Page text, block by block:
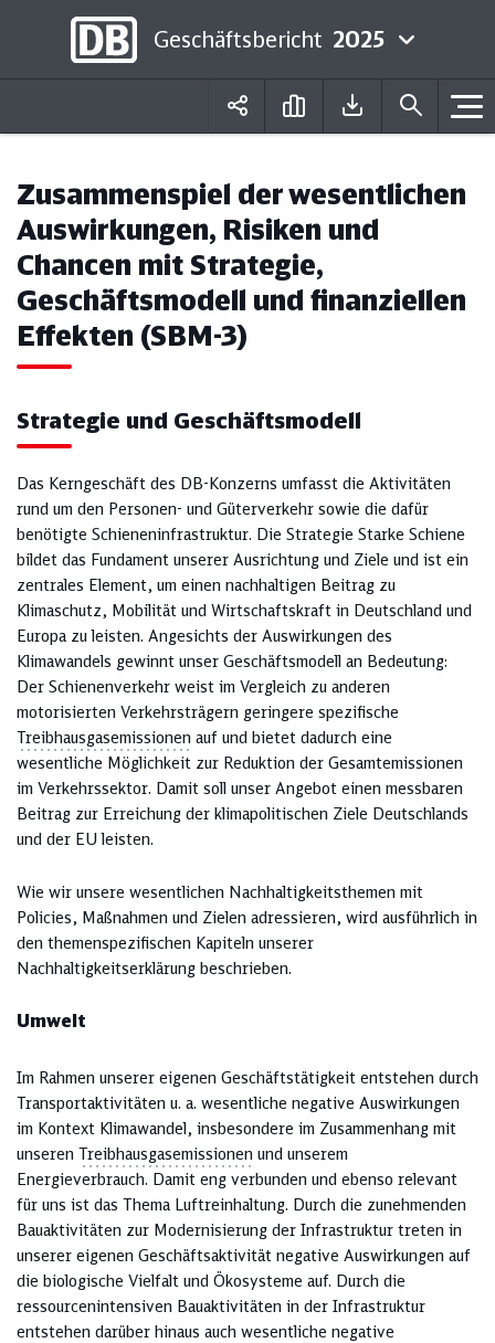
Geschäftsbericht 2025
Zusammenspiel der wesentlichen
Auswirkungen, Risiken und
Chancen mit Strategie,
Geschäftsmodell und finanziellen
Effekten (SBM-3)
Strategie und Geschäftsmodell
Das Kerngeschäft des DB-Konzerns umfasst die Aktivitäten
rund um den Personen- und Güterverkehr sowie die dafür
benötigte Schieneninfrastruktur. Die Strategie Starke Schiene
bildet das Fundament unserer Ausrichtung und Ziele und ist ein
zentrales Element, um einen nachhaltigen Beitrag zu
Klimaschutz, Mobilität und Wirtschaftskraft in Deutschland und
Europa zu leisten. Angesichts der Auswirkungen des
Klimawandels gewinnt unser Geschäftsmodell an Bedeutung:
Der Schienenverkehr weist im Vergleich zu anderen
motorisierten Verkehrsträgern geringere spezifische
Treibhausgasemissionen auf und bietet dadurch eine
wesentliche Möglichkeit zur Reduktion der Gesamtemissionen
im Verkehrssektor. Damit soll unser Angebot einen messbaren
Beitrag zur Erreichung der klimapolitischen Ziele Deutschlands
und der EU leisten.
Wie wir unsere wesentlichen Nachhaltigkeitsthemen mit
Policies, Maßnahmen und Zielen adressieren, wird ausführlich in
den themenspezifischen Kapiteln unserer
Nachhaltigkeitserklärung beschrieben.
Umwelt
Im Rahmen unserer eigenen Geschäftstätigkeit entstehen durch
Transportaktivitäten u. a. wesentliche negative Auswirkungen
im Kontext Klimawandel, insbesondere im Zusammenhang mit
unseren Treibhausgasemissionen und unserem
Energieverbrauch. Damit eng verbunden und ebenso relevant
für uns ist das Thema Luftreinhaltung. Durch die zunehmenden
Bauaktivitäten zur Modernisierung der Infrastruktur treten in
unserer eigenen Geschäftsaktivität negative Auswirkungen auf
die biologische Vielfalt und Ökosysteme auf. Durch die
ressourcenintensiven Bauaktivitäten in der Infrastruktur
entstehen darüber hinaus auch wesentliche negative